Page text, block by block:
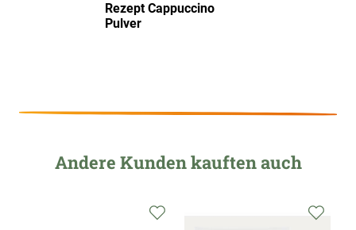
Rezept Cappuccino
Pulver
Andere Kunden kauften auch